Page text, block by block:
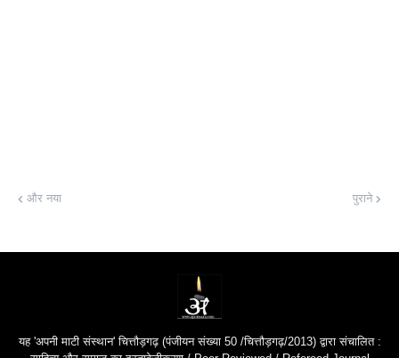
और नया पुराने
यह 'अपनी माटी संस्थान' चित्तौड़गढ़ (पंजीयन संख्या 50 /चित्तौड़गढ़/2013) द्वारा संचालित :